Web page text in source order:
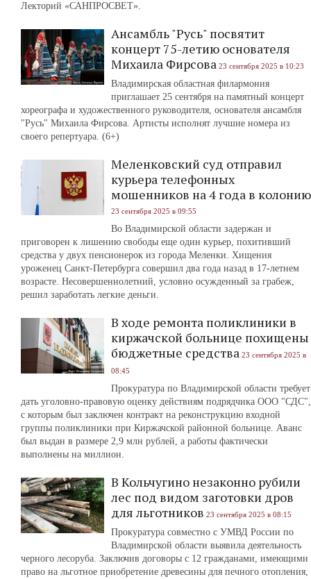
Лекторий «САНПРОСВЕТ».
Ансамбль "Русь" посвятит
концерт 75-летию основателя
Михаила Фирсова 23 сентября 2025 в 10:23
Владимирская областная филармония
приглашает 25 сентября на памятный концерт
хореографа и художественного руководителя, основателя ансамбля
"Русь" Михаила Фирсова. Артисты исполнят лучшие номера из
своего репертуара. (6+)
Меленковский суд отправил
курьера телефонных
мошенников на 4 года в колонию
23 сентября 2025 в 09:55
Во Владимирской области задержан и
приговорен к лишению свободы еще один курьер, похитивший
средства у двух пенсионерок из города Меленки. Хищения
уроженец Санкт-Петербурга совершил два года назад в 17-летнем
возрасте. Несовершеннолетний, условно осужденный за грабеж,
решил заработать легкие деньги.
В ходе ремонта поликлиники в
киржачской больнице похищены
бюджетные средства 23 сентября 2025 в
08:45
Прокуратура по Владимирской области требует
дать уголовно-правовую оценку действиям подрядчика ООО "СДС",
с которым был заключен контракт на реконструкцию входной
группы поликлиники при Киржачской районной больнице. Аванс
был выдан в размере 2,9 млн рублей, а работы фактически
выполнены на миллион.
В Кольчугино незаконно рубили
лес под видом заготовки дров
для льготников 23 сентября 2025 в 08:15
Прокуратура совместно с УМВД России по
Владимирской области выявила деятельность
черного лесоруба. Заключив договоры с 12 гражданами, имеющими
право на льготное приобретение древесины для печного отопления,